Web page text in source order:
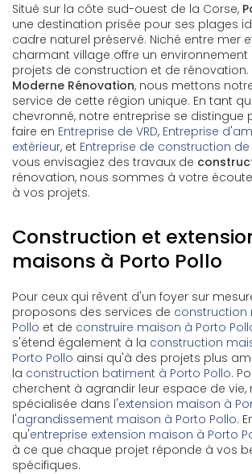
Situé sur la côte sud-ouest de la Corse,
une destination prisée pour ses plages
cadre naturel préservé. Niché entre mer
charmant village offre un
projets de construction et de rénovation.
Moderne Rénovation, nous mettons
service de cette région unique. En tant
chevronné, notre entreprise se distingue
faire en Entreprise de VRD, Entreprise
extérieur, et Entreprise de construction
vous envisagiez des travaux de
rénovation, nous sommes à votre
à vos projets.
Construction et
maisons à Porto Pollo
Pour ceux qui rêvent d'un foyer sur
proposons des services de construction
Pollo et de construire maison à Porto
s'étend également à la construction
Porto Pollo ainsi qu'à des projets plus
la construction batiment à Porto Pollo.
cherchent à agrandir leur espace de vie,
spécialisée dans l'extension maison à
l'agrandissement maison à Porto Pollo.
qu'entreprise extension maison à Porto
à ce que chaque projet réponde à vos
spécifiques.